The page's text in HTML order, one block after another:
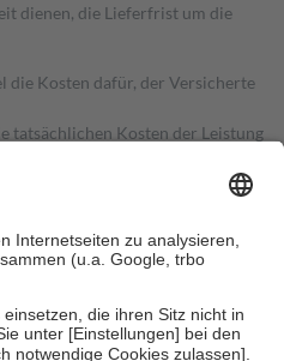
dienen, die Lieferfrist um die
die Kosten dafür, der Versicherte
tatsächlichen Kosten der Leistung